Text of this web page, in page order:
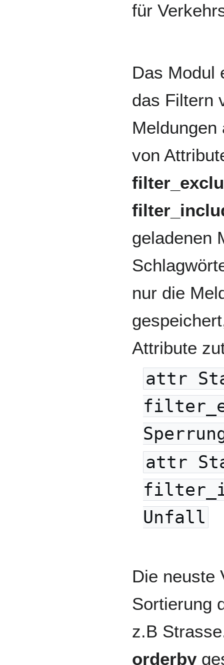
für
Das Modul
das Filtern
Meldungen
von
geladenen
nur die
Attribute
attr
attr
Unfall
Die neuste
Sortierung
z.B
orderby